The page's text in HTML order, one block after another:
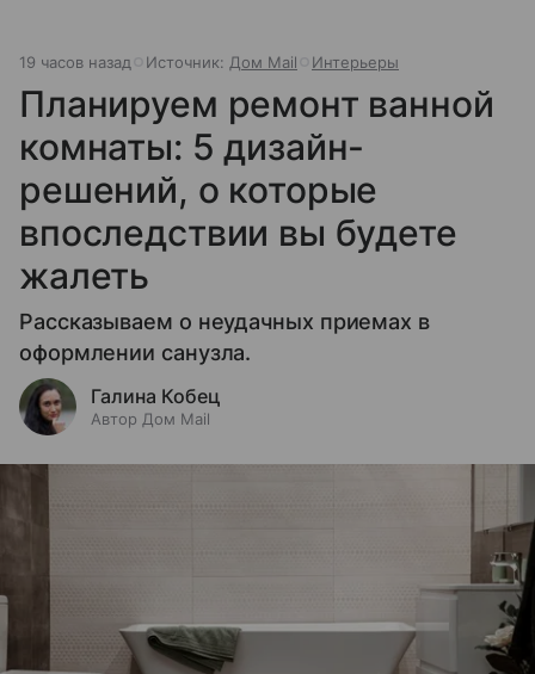
19 часов назад Источник: Дом Mail Интерьеры
Планируем ремонт ванной
комнаты: 5 дизайн-
решений, о которые
впоследствии вы будете
жалеть
Рассказываем о неудачных приемах в
оформлении санузла.
Галина Кобец
Автор Дом Mail